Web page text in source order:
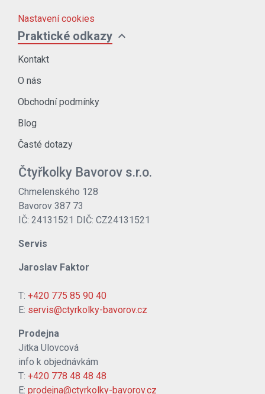
Nastavení cookies
Praktické odkazy expand_more
Kontakt
O nás
Obchodní podmínky
Blog
Časté dotazy
Čtyřkolky Bavorov s.r.o.
Chmelenského 128
Bavorov 387 73
IČ: 24131521 DIČ: CZ24131521
Servis
Jaroslav Faktor
T: +420 775 85 90 40
E: servis@ctyrkolky-bavorov.cz
Prodejna
Jitka Ulovcová
info k objednávkám
T: +420 778 48 48 48
E: prodejna@ctyrkolky-bavorov.cz